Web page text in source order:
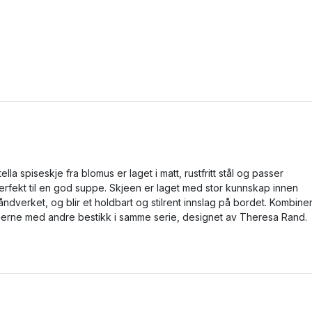
spiseskje fra blomus er laget i matt, rustfritt stål og passer
til en god suppe. Skjeen er laget med stor kunnskap innen
og blir et holdbart og stilrent innslag på bordet. Kombiner
med andre bestikk i samme serie, designet av Theresa Rand.